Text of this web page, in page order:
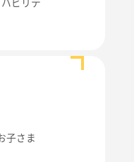
子さま